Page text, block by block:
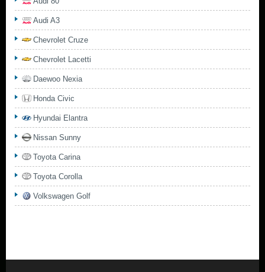
Audi A3
Chevrolet Cruze
Chevrolet Lacetti
Daewoo Nexia
Honda Civic
Hyundai Elantra
Nissan Sunny
Toyota Carina
Toyota Corolla
Volkswagen Golf